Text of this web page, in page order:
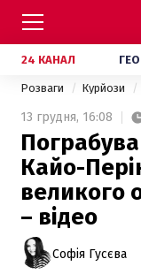
24 КАНАЛ
Розваги Курйози
13 грудня, 16:08
Кайо-
великого
– відео
Софія Гусєва